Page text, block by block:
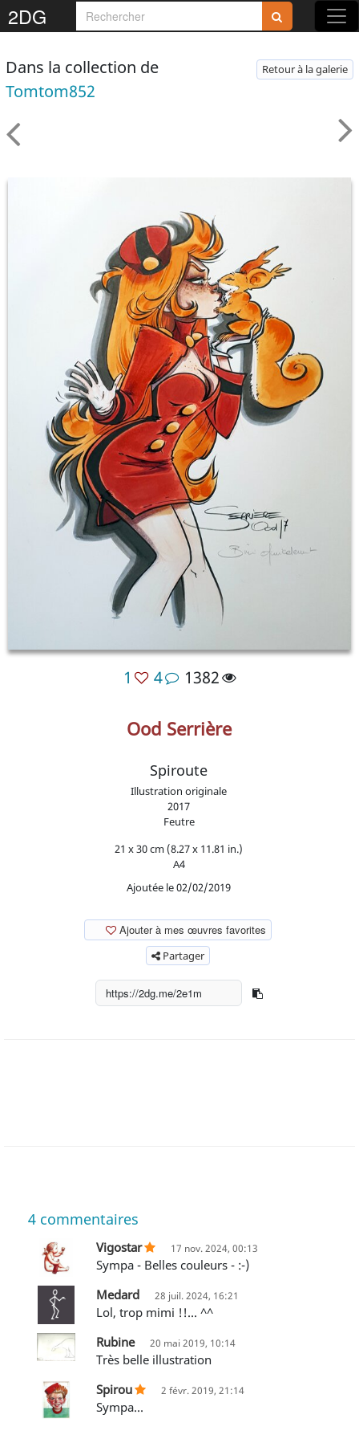
2DG
Dans la collection de
Tomtom852
Retour à la galerie
1 4 1382
Ood Serrière
Spiroute
Illustration originale
2017
Feutre
21 x 30 cm (8.27 x 11.81 in.)
A4
Ajoutée le 02/02/2019
Ajouter à mes œuvres favorites
Partager
4 commentaires
Vigostar 17 nov. 2024, 00:13
sympa - Belles couleurs - :-)
Medard
28 juil. 2024, 16:21
Lol, trop mimi !!... ^^
Rubine
20 mai 2019, 10:14
Très belle illustration
Spirou
2 févr. 2019, 21:14
Sympa...